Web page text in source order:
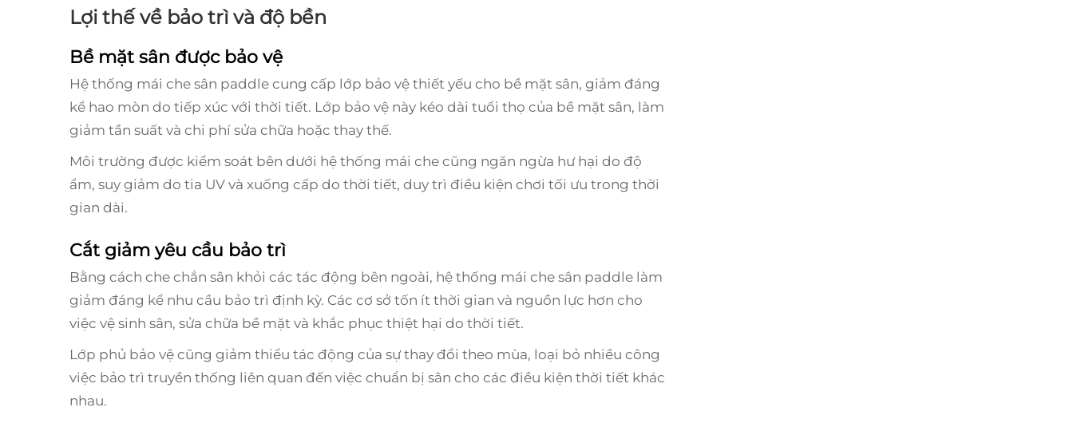
Lợi thế về bảo trì và độ bền
Bề mặt sân được bảo vệ
Hệ thống mái che sân paddle cung cấp lớp bảo vệ thiết yếu cho bề mặt sân, giảm đáng
kể hao mòn do tiếp xúc với thời tiết. Lớp bảo vệ này kéo dài tuổi thọ của bề mặt sân, làm
giảm tần suất và chi phí sửa chữa hoặc thay thế.
Môi trường được kiểm soát bên dưới hệ thống mái che cũng ngăn ngừa hư hại do độ
ẩm, suy giảm do tia UV và xuống cấp do thời tiết, duy trì điều kiện chơi tối ưu trong thời
gian dài.
Cắt giảm yêu cầu bảo trì
Bằng cách che chắn sân khỏi các tác động bên ngoài, hệ thống mái che sân paddle làm
giảm đáng kể nhu cầu bảo trì định kỳ. Các cơ sở tốn ít thời gian và nguồn lực hơn cho
việc vệ sinh sân, sửa chữa bề mặt và khắc phục thiệt hại do thời tiết.
Lớp phủ bảo vệ cũng giảm thiểu tác động của sự thay đổi theo mùa, loại bỏ nhiều công
việc bảo trì truyền thống liên quan đến việc chuẩn bị sân cho các điều kiện thời tiết khác
nhau.